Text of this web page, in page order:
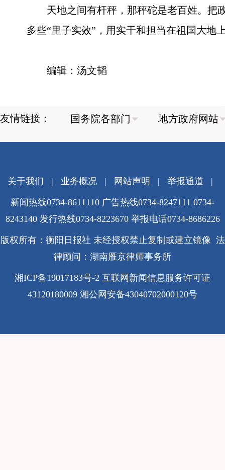
天地之间有杆秤，那秤砣是老百姓。把
多些“里子实效”，用实干和担当在祖国大地
编辑：汤文韬
友情链接：
关于我们 | 业务概况| 网站声明 | 举报通道 |
新闻热线0734-8611110 广告热线0734-8247111 0734-
8243140 发行热线0734-8223670 举报电话0734-8686226
版权所有：衡阳日报社 未经授权禁止复制或建立镜像 法
律顾问：湖南雁京律师事务所
湘ICP备19017183号-2 互联网新闻信息服务许可证
43120180009 湘公网安备43040702000120号